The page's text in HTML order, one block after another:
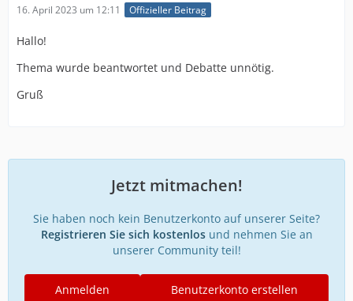
16. April 2023 um 12:11 Offizieller Beitrag
Hallo!
Thema wurde beantwortet und Debatte unnötig.
Gruß
Jetzt mitmachen!
Sie haben noch kein Benutzerkonto auf unserer Seite?
Registrieren Sie sich kostenlosund nehmen Sie an
unserer Community teil!
Benutzerkonto erstellen
Anmelden